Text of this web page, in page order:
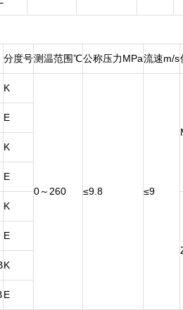
分度号测温范围℃公称压力MPa流速m/s
K
0～260 ≤9.8 ≤9
E
K
E
K
E
K
E